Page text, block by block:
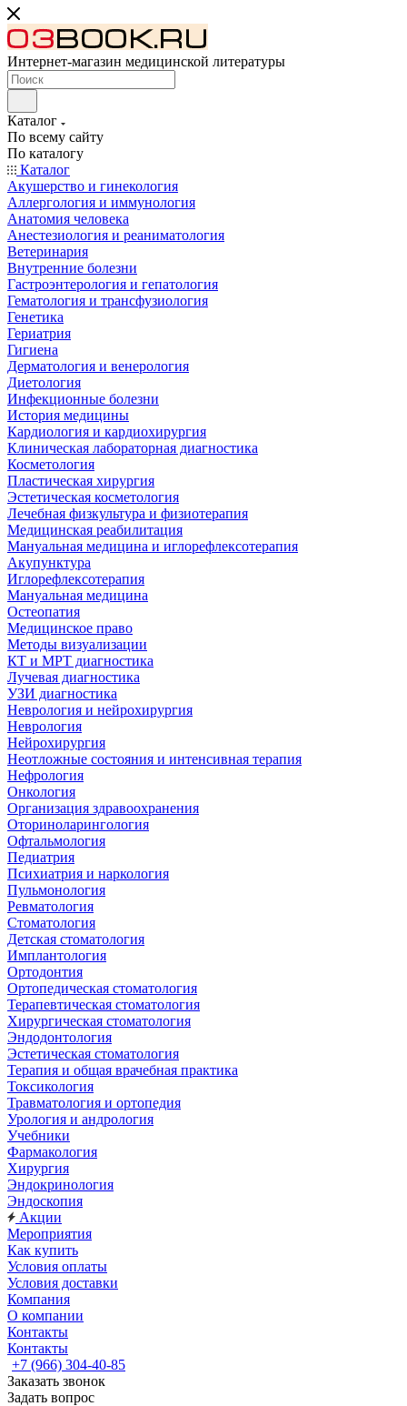
Интернет-магазин медицинской литературы
Каталог
По всему сайту
По каталогу
Каталог
Акушерство и гинекология
Аллергология и иммунология
Анатомия человека
Анестезиология и реаниматология
Ветеринария
Внутренние болезни
Гастроэнтерология и гепатология
Гематология и трансфузиология
Генетика
Гериатрия
Гигиена
Дерматология и венерология
Диетология
Инфекционные болезни
История медицины
Кардиология и кардиохирургия
Клиническая лабораторная диагностика
Косметология
Пластическая хирургия
Эстетическая косметология
Лечебная физкультура и физиотерапия
Медицинская реабилитация
Мануальная медицина и иглорефлексотерапия
Акупунктура
Иглорефлексотерапия
Мануальная медицина
Остеопатия
Медицинское право
Методы визуализации
КТ и МРТ диагностика
Лучевая диагностика
УЗИ диагностика
Неврология и нейрохирургия
Неврология
Нейрохирургия
Неотложные состояния и интенсивная терапия
Нефрология
Онкология
Организация здравоохранения
Оториноларингология
Офтальмология
Педиатрия
Психиатрия и наркология
Пульмонология
Ревматология
Стоматология
Детская стоматология
Имплантология
Ортодонтия
Ортопедическая стоматология
Терапевтическая стоматология
Хирургическая стоматология
Эндодонтология
Эстетическая стоматология
Терапия и общая врачебная практика
Токсикология
Травматология и ортопедия
Урология и андрология
Учебники
Фармакология
Хирургия
Эндокринология
Эндоскопия
Акции
Мероприятия
Как купить
Условия оплаты
Условия доставки
Компания
О компании
Контакты
Контакты
+7 (966) 304-40-85
Заказать звонок
Задать вопрос